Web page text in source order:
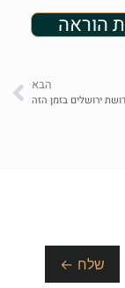
הוראה
הבא
ירושלים בזמן הזה